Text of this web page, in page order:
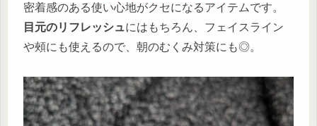
密着感のある使い心地がクセになるアイテムです。
目元のリフレッシュにはもちろん、フェイスライン
や頰にも使えるので、朝のむくみ対策にも◎。